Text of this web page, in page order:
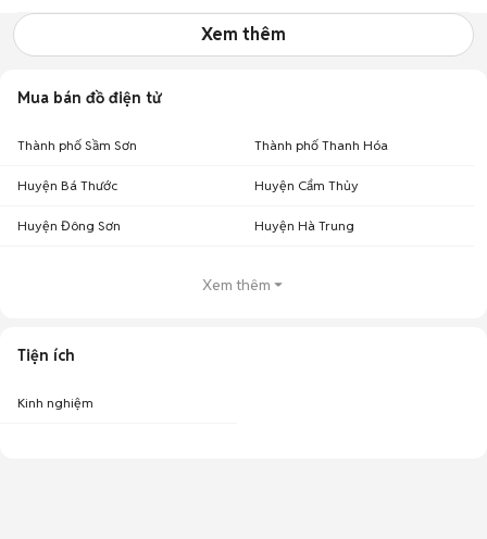
Xem thêm
Mua bán đồ điện tử
Thành phố Sầm Sơn Thành phố Thanh Hóa
Huyện Bá Thước Huyện Cẩm Thủy
Huyện Đông Sơn Huyện Hà Trung
Xem thêm
Tiện ích
Kinh nghiệm